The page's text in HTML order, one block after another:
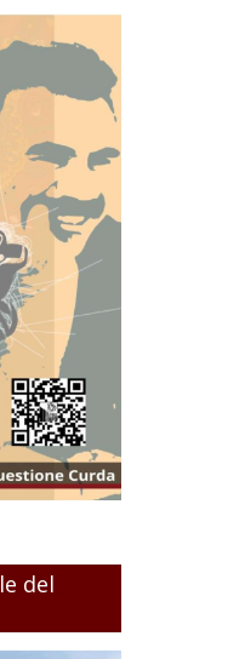
del